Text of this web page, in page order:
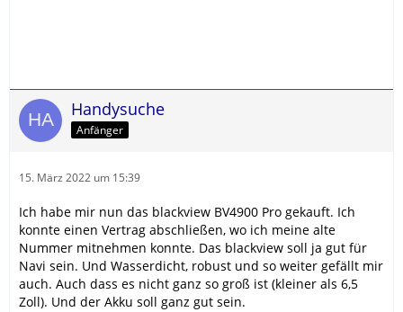
Handysuche
Anfänger
15. März 2022 um 15:39
Ich habe mir nun das blackview BV4900 Pro gekauft. Ich
konnte einen Vertrag abschließen, wo ich meine alte
Nummer mitnehmen konnte. Das blackview soll ja gut für
Navi sein. Und Wasserdicht, robust und so weiter gefällt mir
auch. Auch dass es nicht ganz so groß ist (kleiner als 6,5
Zoll). Und der Akku soll ganz gut sein.